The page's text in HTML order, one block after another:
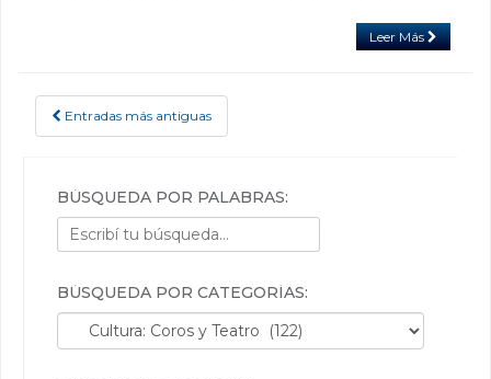
Leer Más
POSTS NAVIGATION
Entradas más antiguas
BÚSQUEDA POR PALABRAS:
BÚSQUEDA POR CATEGORÍAS:
Búsqueda por categorías: